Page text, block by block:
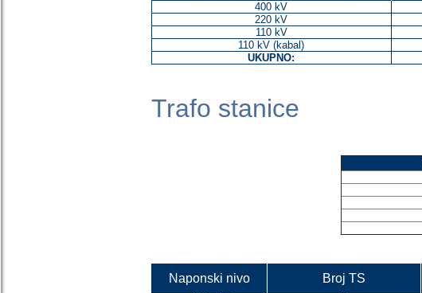
400 kV
220 kV
110 kV
110 kV (kabal)
UKUPNO:
Trafo stanice
Naponski nivo Broj TS